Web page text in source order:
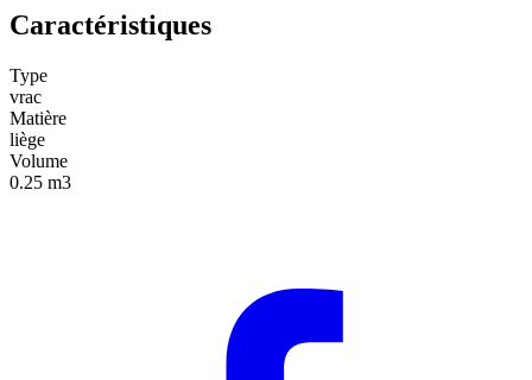
Caractéristiques
Type
vrac
Matière
liège
Volume
0.25 m3